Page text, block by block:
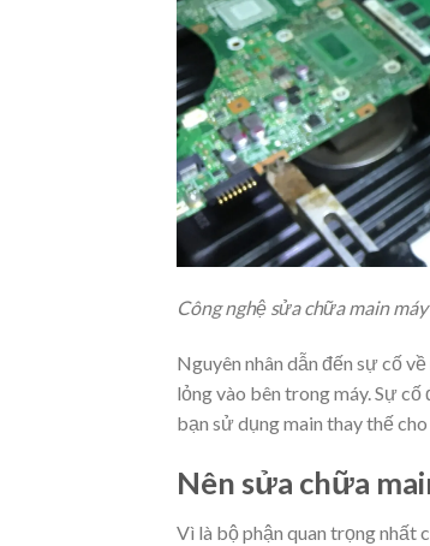
Công nghệ sửa chữa main
Nguyên nhân dẫn đến sự cố
lỏng vào bên trong máy. Sự
bạn sử dụng main thay thế
Nên sửa chữa
Vì là bộ phận quan trọng nhất